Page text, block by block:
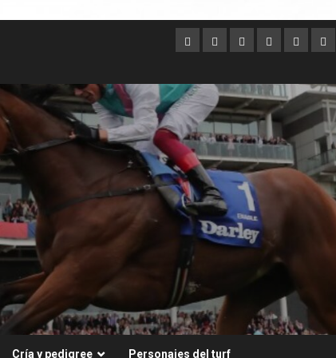
Argentina
AustraliaBrasilChileDubai
Cría y pedigree Personajes del turf